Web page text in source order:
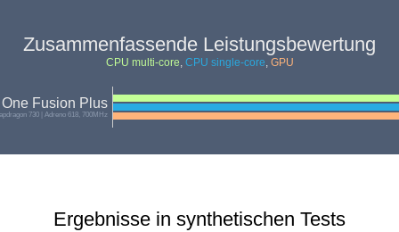
Zusammenfassende Leistungsbewertung
CPU multi-core, CPU single-core, GPU
Fusion Plus
730 | Adreno 618, 700MHz
Ergebnisse in synthetischen Tests